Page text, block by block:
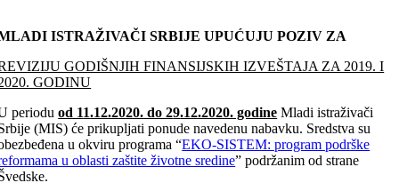
ISTRAŽIVAČI SRBIJE UPUĆUJU POZIV ZA
GODIŠNJIH FINANSIJSKIH IZVEŠTAJA ZA 2019. I
GODINU
perioduod 11.12.2020. do 29.12.2020. godine Mladi istraživači
(MIS) će prikupljati ponude navedenu nabavku. Sredstva su
u okviru programa “EKO-SISTEM: program podrške
u oblasti zaštite životne sredine” podržanim od strane